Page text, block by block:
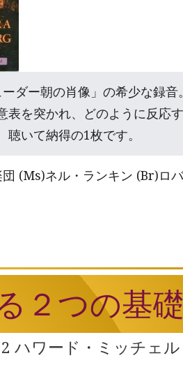
ダー朝の肖像」の希少な録
を突かれ、どのように反応
いて納得の1枚です。
(Ms)ネル・ランキン (Br)ロ
２つの基
ハワード・ミッチェ